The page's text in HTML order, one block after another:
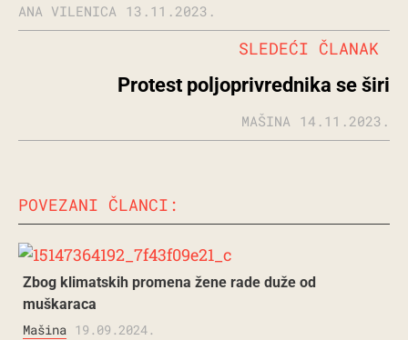
ANA VILENICA 13.11.2023.
Protest poljoprivrednika se širi
SLEDEĆI ČLANAK
MAŠINA 14.11.2023.
POVEZANI ČLANCI:
Zbog klimatskih promena žene rade duže od
muškaraca
Mašina 19.09.2024.